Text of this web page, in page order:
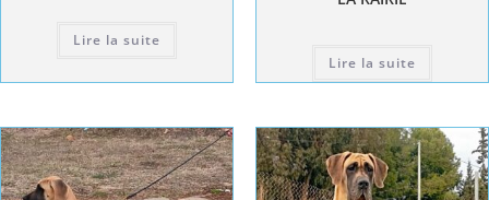
Lire la suite
Lire la suite